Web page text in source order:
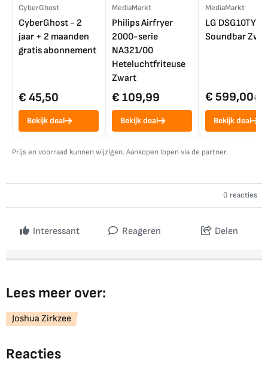
CyberGhost
CyberGhost - 2
jaar + 2 maanden
gratis abonnement
€ 45,50
Bekijk deal
MediaMarkt
Philips Airfryer
2000-serie
NA321/00
Heteluchtfriteuse
Zwart
€ 109,99
Bekijk deal
MediaMarkt
LG DSG10TY
Soundbar
€ 599,00€
Bekijk deal
Prijs en voorraad kunnen wijzigen. Aankopen lopen via de partner.
0 reacties
Interessant Reageren Delen
Lees meer over:
Joshua Zirkzee
Reacties